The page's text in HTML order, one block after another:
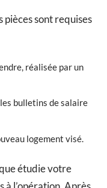
pièces sont requises
réalisée par un
bulletins de salaire
logement visé.
étudie votre